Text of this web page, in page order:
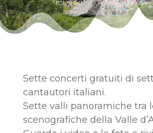
Sette concerti gratuiti di
cantautori italiani.
Sette valli panoramiche tra
scenografiche della Valle